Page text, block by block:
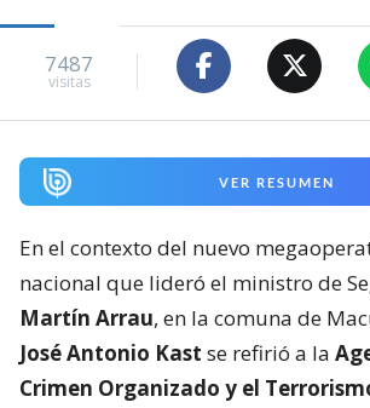
7487
visitas
VER RESUMEN
En el contexto del nuevo
nacional que lideró el ministro de
Martín Arrau, en la comuna de
José Antonio Kast se refirió a la
Crimen Organizado y el